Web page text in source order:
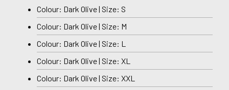
Colour: Dark Olive | Size: S
Colour: Dark Olive | Size: M
Colour: Dark Olive | Size: L
Colour: Dark Olive | Size: XL
Colour: Dark Olive | Size: XXL